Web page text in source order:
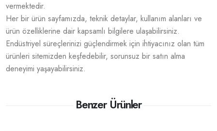
vermektedir.
Her bir ürün sayfamızda, teknik detaylar, kullanım alanları ve
ürün özelliklerine dair kapsamlı bilgilere ulaşabilirsiniz.
Endüstriyel süreçlerinizi güçlendirmek için ihtiyacınız olan tüm
ürünleri sitemizden keşfedebilir, sorunsuz bir satın alma
deneyimi yaşayabilirsiniz.
Benzer Ürünler